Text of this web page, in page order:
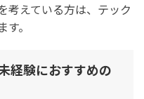
考えている方は、テック
。
経験におすすめの